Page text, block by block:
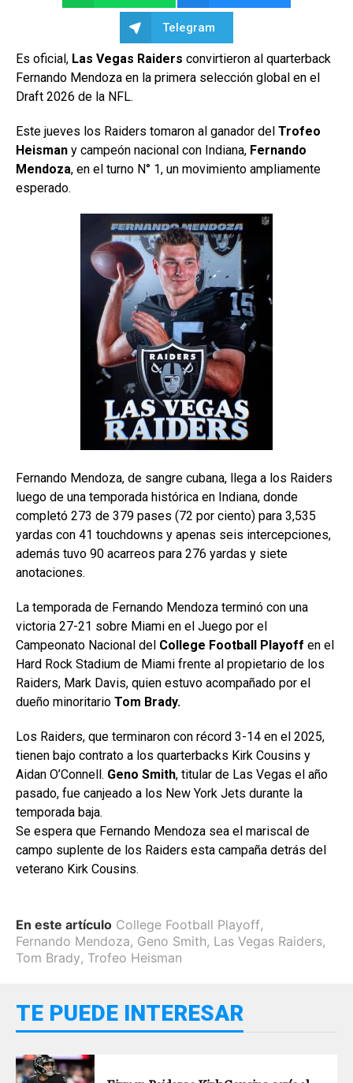
Telegram
Es oficial, Las Vegas Raiders convirtieron al quarterback
Fernando Mendoza en la primera selección global en el
Draft 2026 de la NFL.
Este jueves los Raiders tomaron al ganador del Trofeo
Heisman y campeón nacional con Indiana, Fernando
Mendoza, en el turno N° 1, un movimiento ampliamente
esperado.
Fernando Mendoza, de sangre cubana, llega a los Raiders
luego de una temporada histórica en Indiana, donde
completó 273 de 379 pases (72 por ciento) para 3,535
yardas con 41 touchdowns y apenas seis intercepciones,
además tuvo 90 acarreos para 276 yardas y siete
anotaciones.
La temporada de Fernando Mendoza terminó con una
victoria 27-21 sobre Miami en el Juego por el
Campeonato Nacional del College Football Playoff en el
Hard Rock Stadium de Miami frente al propietario de los
Raiders, Mark Davis, quien estuvo acompañado por el
dueño minoritario Tom Brady.
Los Raiders, que terminaron con récord 3-14 en el 2025,
tienen bajo contrato a los quarterbacks Kirk Cousins y
Aidan O’Connell. Geno Smith, titular de Las Vegas el año
pasado, fue canjeado a los New York Jets durante la
temporada baja.
Se espera que Fernando Mendoza sea el mariscal de
campo suplente de los Raiders esta campaña detrás del
veterano Kirk Cousins.
En este artículo College Football Playoff,
Fernando Mendoza, Geno Smith, Las Vegas Raiders,
Tom Brady, Trofeo Heisman
TE PUEDE INTERESAR